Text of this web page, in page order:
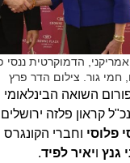
הדמוקרטית ננסי
חמי גור. צילום הדר פרץ
השואה
קראון פלזה
פלוסי וחברי
גנץ ויאיר לפיד.